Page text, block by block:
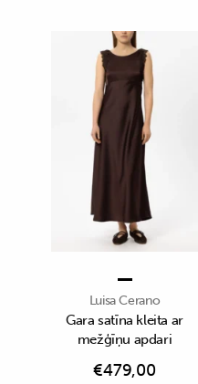
Luisa Cerano
Gara satīna kleita ar
mežģīņu apdari
€479,00